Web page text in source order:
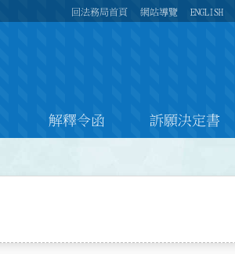
回法務局首頁 網站導覽 ENGLISH
解釋令函 訴願決定書